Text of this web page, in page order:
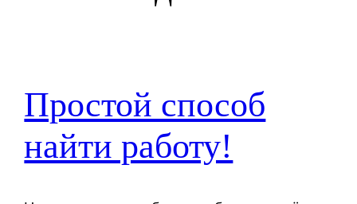
Простой способ
найти работу!